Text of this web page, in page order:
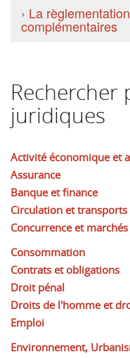
› La
complémentaires
Rechercher
juridiques
Activité économique et
Assurance
Banque et finance
Circulation et transports
Concurrence et
Consommation
Contrats et obligations
Droit pénal
Droits de l'homme et
Emploi
Environnement,